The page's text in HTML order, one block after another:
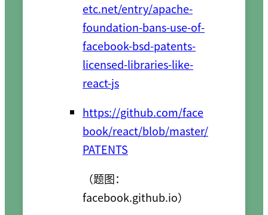
etc.net/entry/apache-
foundation-bans-use-of-
facebook-bsd-patents-
licensed-libraries-like-
react-js
https://github.com/face
book/react/blob/master/
PATENTS
（题图：
facebook.github.io）